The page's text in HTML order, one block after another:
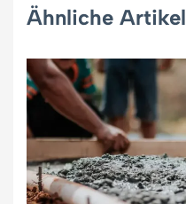
Ähnliche Artikel